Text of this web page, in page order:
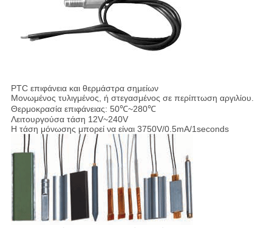
PTC επιφάνεια και θερμάστρα σημείων
Μονωμένος τυλιγμένος, ή στεγασμένος σε περίπτωση αργιλίου.
Θερμοκρασία επιφάνειας: 50℃~280℃
Λειτουργούσα τάση 12V~240V
Η τάση μόνωσης μπορεί να είναι 3750V/0.5mA/1seconds